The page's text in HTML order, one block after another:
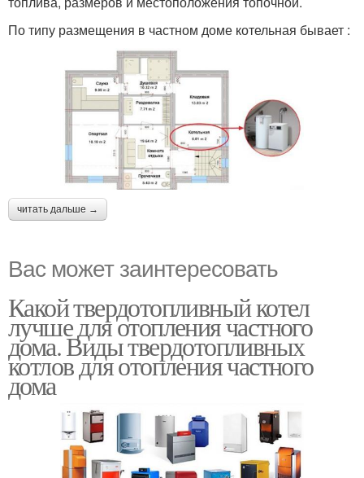
По типу размещения в частном доме котельная бывает :
читать дальше →
Вас может заинтересовать
Какой твердотопливный котел
лучше для отопления частного
дома. Виды твердотопливных
котлов для отопления частного
дома